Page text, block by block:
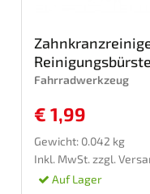
Fahrradwerkzeug
€ 1,99
Gewicht: 0.042 kg
Inkl. MwSt. zzgl.
Auf Lager